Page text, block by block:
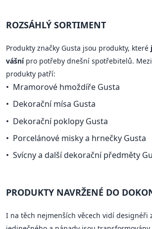
ROZSÁHLÝ SORTIMENT
Produkty značky Gusta jsou produkty, které
vášnípro potřeby dnešní spotřebitelů.
produkty patří:
Mramorové hmoždíře Gusta
Dekorační mísa Gusta
Dekorační poklopy Gusta
Porcelánové misky a hrnečky Gusta
Svícny a další dekorační předměty
PRODUKTY NAVRŽENÉ DO
I na těch nejmenších věcech vidí designéři